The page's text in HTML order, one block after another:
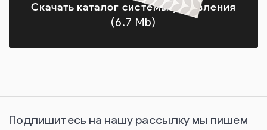
Скачать каталог системы управления
(6.7 Mb)
Подпишитесь на нашу рассылку мы пишем